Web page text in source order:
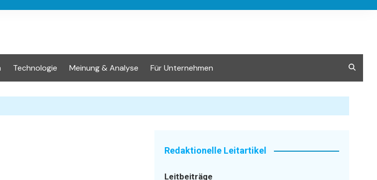
Technologie Meinung & Analyse Für Unternehmen
Redaktionelle Leitartikel
Leitbeiträge